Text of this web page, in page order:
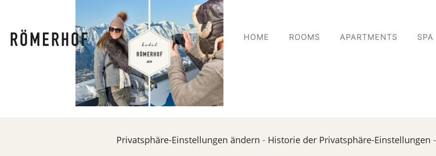
HOME ROOMS APARTMENTS SPA
Privatsphäre-Einstellungen ändern - Historie der Privatsphäre-Einstellungen -